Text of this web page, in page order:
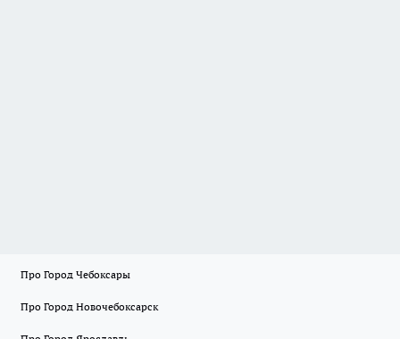
Про Город Чебоксары
Про Город Новочебоксарск